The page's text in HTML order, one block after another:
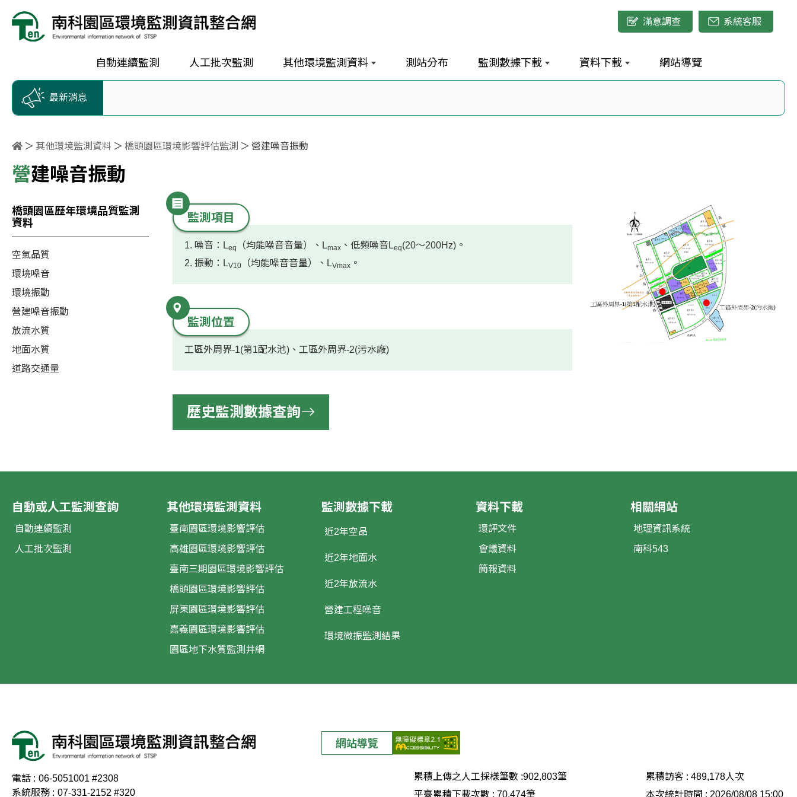
滿意調查 系統客服
自動連續監測 人工批次監測 其他環境監測資料 測站分布 監測數據下載 資料下載 網站導覽
最新消息
其他環境監測資料 橋頭園區環境影響評估監測 營建噪音振動
營建噪音振動
橋頭園區歷年環境品質監測
資料
空氣品質
環境噪音
環境振動
營建噪音振動
放流水質
地面水質
道路交通量
監測項目
1. 噪音：Leq （均能噪音音量）、Lmax、低頻噪音Leq(20～200Hz)。
2. 振動：LV10（均能噪音音量）、LVmax。
監測位置
工區外周界-1(第1配水池)、工區外周界-2(污水廠)
歷史監測數據查詢
自動或人工監測查詢
自動連續監測
人工批次監測
其他環境監測資料
臺南園區環境影響評估
高雄園區環境影響評估
臺南三期園區環境影響評估
橋頭園區環境影響評估
屏東園區環境影響評估
嘉義園區環境影響評估
園區地下水質監測井網
監測數據下載
近2年空品
近2年地面水
近2年放流水
營建工程噪音
環境微振監測結果
資料下載
環評文件
會議資料
簡報資料
相關網站
地理資訊系統
南科543
電話 : 06-5051001 #2308
系統服務 : 07-331-2152 #320
網站導覽
累積上傳之人工採樣筆數 :902,803筆 累積訪客 :489,178人次
平臺累積下載次數 :70,474筆 本次統計時間 : 2026/08/08 15:00